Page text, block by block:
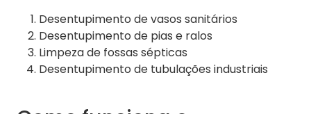
Desentupimento de vasos sanitários
Desentupimento de pias e ralos
Limpeza de fossas sépticas
Desentupimento de tubulações industriais